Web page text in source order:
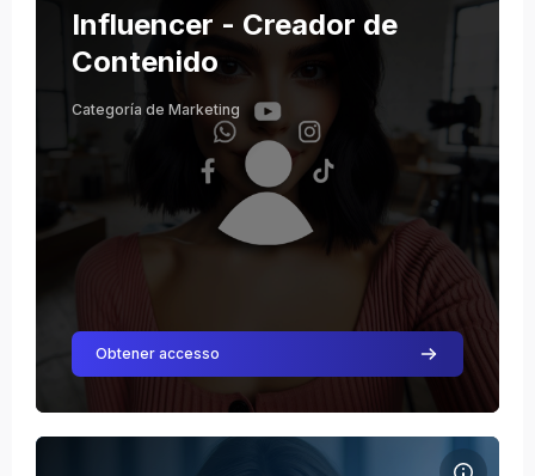
Julio Stiven Triana Cardona
Course image
Course name
Influencer - Creador de
Contenido
Categoría de Marketing
Obtener accesso
Course image Meta Business Suite